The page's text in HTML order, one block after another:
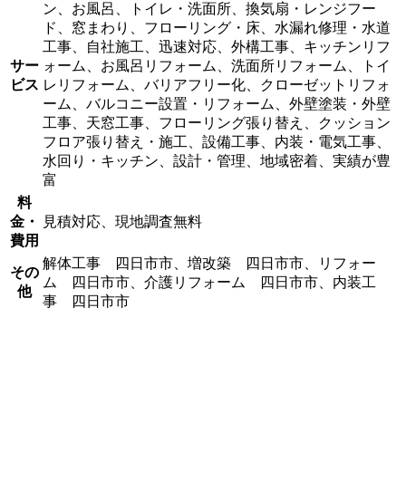
サー
ビス
ン、お風呂、トイレ・洗面所、換気扇・レンジフー
ド、窓まわり、フローリング・床、水漏れ修理・水道
工事、自社施工、迅速対応、外構工事、キッチンリフ
ォーム、お風呂リフォーム、洗面所リフォーム、トイ
レリフォーム、バリアフリー化、クローゼットリフォ
ーム、バルコニー設置・リフォーム、外壁塗装・外壁
工事、天窓工事、フローリング張り替え、クッション
フロア張り替え・施工、設備工事、内装・電気工事、
水回り・キッチン、設計・管理、地域密着、実績が豊
富
料
金・
費用
見積対応、現地調査無料
その
他
解体工事 四日市市、増改築 四日市市、リフォー
ム 四日市市、介護リフォーム 四日市市、内装工
事 四日市市